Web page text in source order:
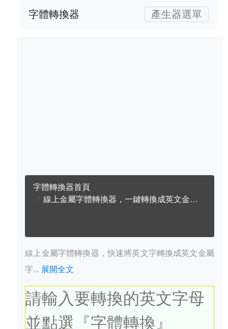
字體轉換器 產生器選單
字體轉換器首頁
線上金屬字體轉換器，一鍵轉換成英文金屬字體
線上金屬字體轉換器，快速將英文字轉換成英文金屬
字... 展開全文